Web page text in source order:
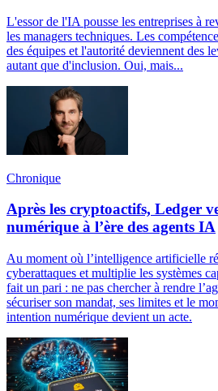
L'essor de l'IA pousse les entreprises à
les managers techniques. Les
des équipes et l'autorité deviennent des
autant que d'inclusion. Oui, mais...
Chronique
Après les cryptoactifs, Ledger
numérique à l’ère des agents IA
Au moment où l’intelligence artificielle
cyberattaques et multiplie les systèmes
fait un pari : ne pas chercher à rendre
sécuriser son mandat, ses limites et le
intention numérique devient un acte.